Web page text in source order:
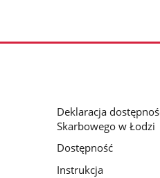
Deklaracja
Skarbowego w Łodzi
Dostępność
Instrukcja